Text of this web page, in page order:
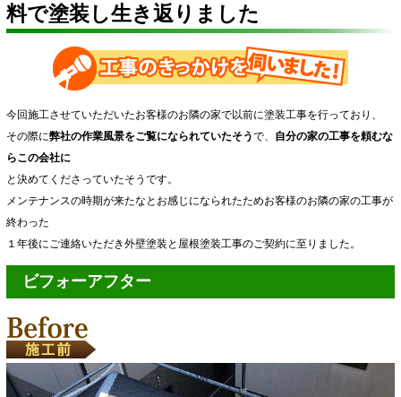
料で塗装し生き返りました
今回施工させていただいたお客様のお隣の家で以前に塗装工事を行っており、
その際に弊社の作業風景をご覧になられていたそうで、 自分の家の工事を頼むな
らこの会社に
と決めてくださっていたそうです。
メンテナンスの時期が来たなとお感じになられたためお客様のお隣の家の工事が
終わった
１年後にご連絡いただき外壁塗装と屋根塗装工事のご契約に至りました。
ビフォーアフター